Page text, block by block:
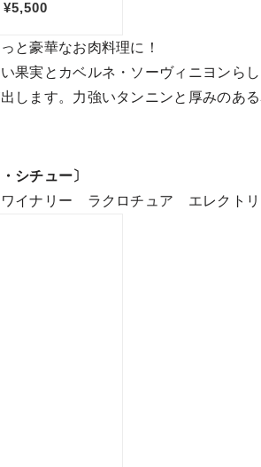
と豪華なお肉料理に！
果実とカベルネ・ソーヴィニヨンら
します。力強いタンニンと厚みのある
シチュー〕
イナリー ラクロチュア エレクト